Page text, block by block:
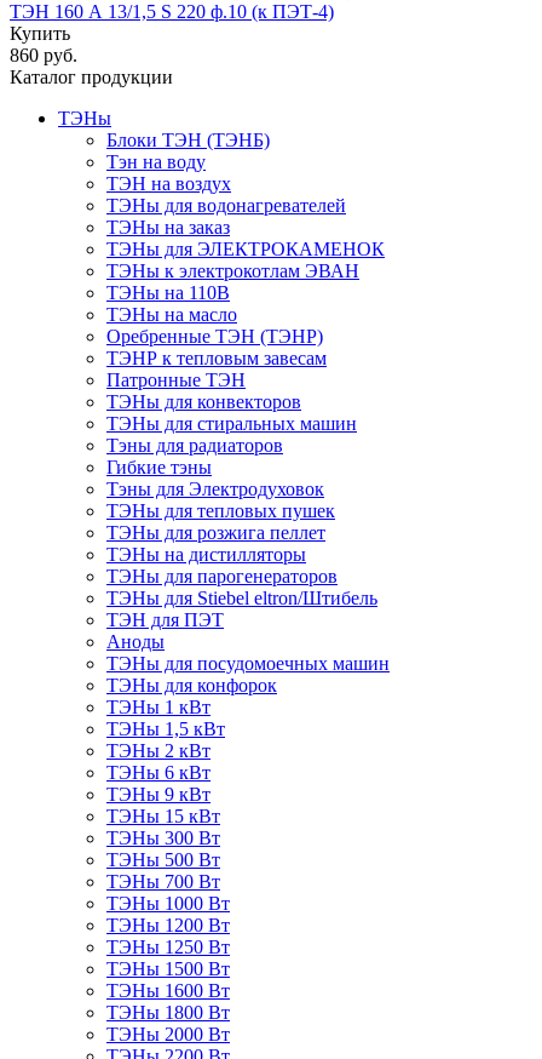
ТЭН 160 А 13/1,5 S 220 ф.10 (к ПЭТ-4)
Купить
860 руб.
Каталог продукции
ТЭНы
Блоки ТЭН (ТЭНБ)
Тэн на воду
ТЭН на воздух
ТЭНы для водонагревателей
ТЭНы на заказ
ТЭНы для ЭЛЕКТРОКАМЕНОК
ТЭНы к электрокотлам ЭВАН
ТЭНы на 110В
ТЭНы на масло
Оребренные ТЭН (ТЭНР)
ТЭНР к тепловым завесам
Патронные ТЭН
ТЭНы для конвекторов
ТЭНы для стиральных машин
Тэны для радиаторов
Гибкие тэны
Тэны для Электродуховок
ТЭНы для тепловых пушек
ТЭНы для розжига пеллет
ТЭНы на дистилляторы
ТЭНы для парогенераторов
ТЭНы для Stiebel eltron/Штибель
ТЭН для ПЭТ
Аноды
ТЭНы для посудомоечных машин
ТЭНы для конфорок
ТЭНы 1 кВт
ТЭНы 1,5 кВт
ТЭНы 2 кВт
ТЭНы 6 кВт
ТЭНы 9 кВт
ТЭНы 15 кВт
ТЭНы 300 Вт
ТЭНы 500 Вт
ТЭНы 700 Вт
ТЭНы 1000 Вт
ТЭНы 1200 Вт
ТЭНы 1250 Вт
ТЭНы 1500 Вт
ТЭНы 1600 Вт
ТЭНы 1800 Вт
ТЭНы 2000 Вт